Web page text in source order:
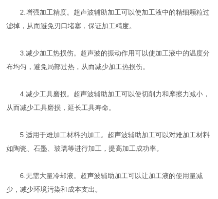
2.增强加工精度。超声波辅助加工可以使加工液中的精细颗粒过
滤掉，从而避免刃口堵塞，保证加工精度。
3.减少加工热损伤。超声波的振动作用可以使加工液中的温度分
布均匀，避免局部过热，从而减少加工热损伤。
4.减少工具磨损。超声波辅助加工可以使切削力和摩擦力减小，
从而减少工具磨损，延长工具寿命。
5.适用于难加工材料的加工。超声波辅助加工可以对难加工材料
如陶瓷、石墨、玻璃等进行加工，提高加工成功率。
6.无需大量冷却液。超声波辅助加工可以让加工液的使用量减
少，减少环境污染和成本支出。